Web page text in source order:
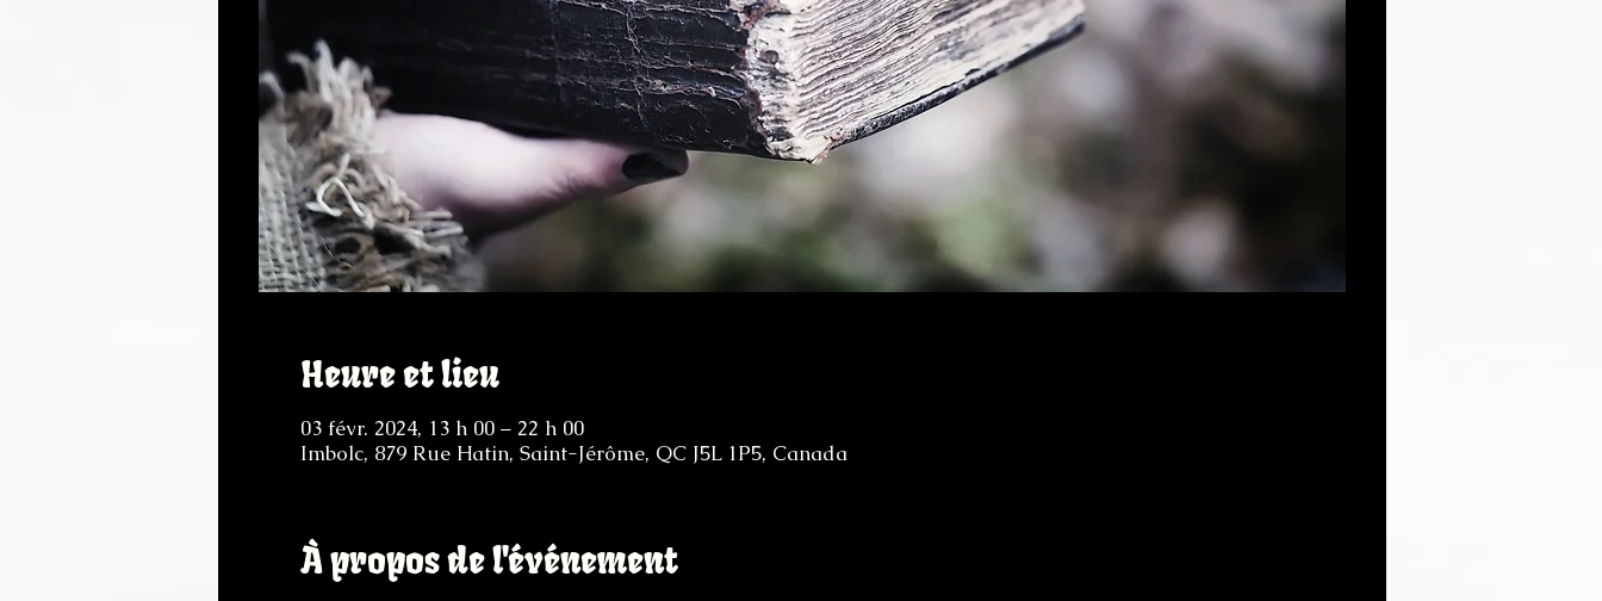
Heure et lieu
03 févr. 2024, 13 h 00 – 22 h 00
Imbolc, 879 Rue Hatin, Saint-Jérôme, QC J5L 1P5, Canada
À propos de l'événement